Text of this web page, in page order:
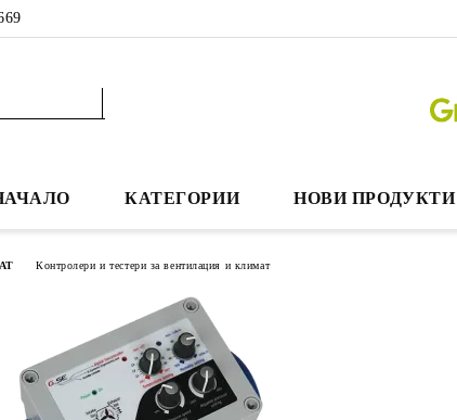
КАТЕГОРИИ НОВИ ПРОДУКТИ
Контролери и тестери за вентилация и климат